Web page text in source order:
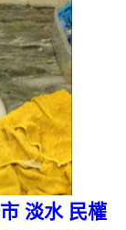
正常，陳先
管老化，會產
咖啡色，地下
，洗出來的水
淡水 民權